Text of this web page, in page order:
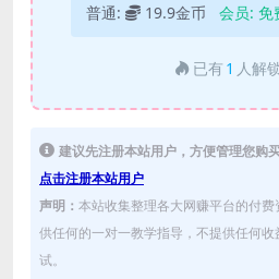
普通: 19.9金币 会员: 免
已有 1 人解
建议先注册本站用户，方便管理您购买
点击注册本站用户
声明： 本站收集整理各大网赚平台的付
供任何的一对一教学指导，不提供任何
试。